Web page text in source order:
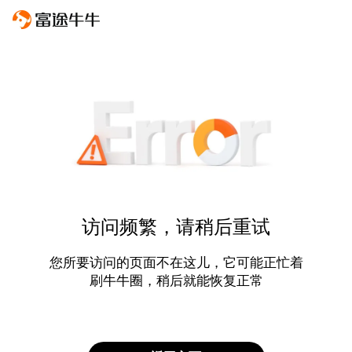
访问频繁，请稍后重试
您所要访问的页面不在这儿，它可能正忙着
刷牛牛圈，稍后就能恢复正常